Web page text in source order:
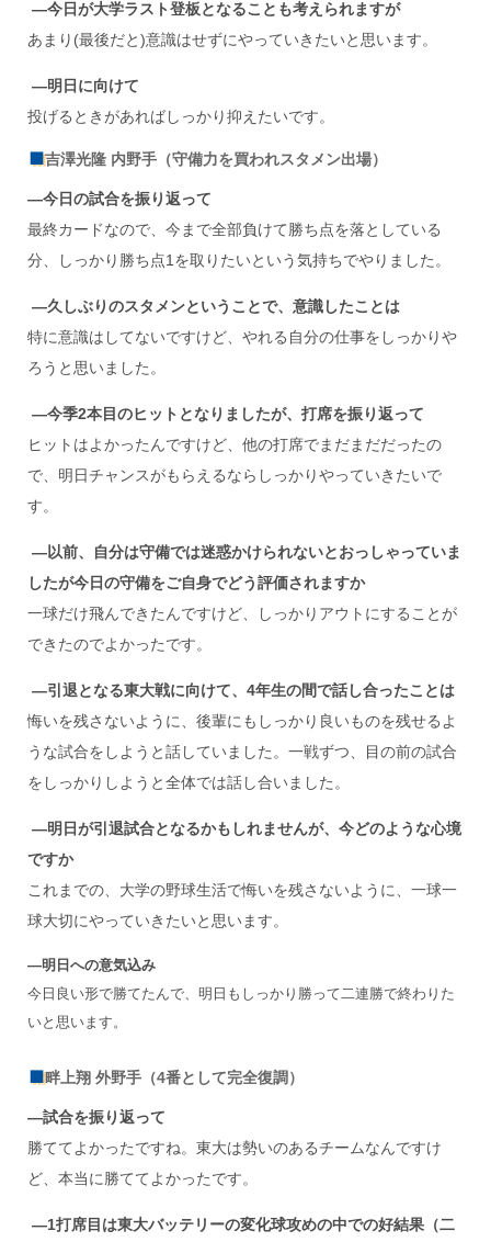
―今日が大学ラスト登板となることも考えられますが
あまり(最後だと)意識はせずにやっていきたいと思います。
―明日に向けて
投げるときがあればしっかり抑えたいです。
吉澤光隆 内野手（守備力を買われスタメン出場）
―今日の試合を振り返って
最終カードなので、今まで全部負けて勝ち点を落としている
分、しっかり勝ち点1を取りたいという気持ちでやりました。
―久しぶりのスタメンということで、意識したことは
特に意識はしてないですけど、やれる自分の仕事をしっかりや
ろうと思いました。
―今季2本目のヒットとなりましたが、打席を振り返って
ヒットはよかったんですけど、他の打席でまだまだだったの
で、明日チャンスがもらえるならしっかりやっていきたいで
す。
―以前、自分は守備では迷惑かけられないとおっしゃっていま
したが今日の守備をご自身でどう評価されますか
一球だけ飛んできたんですけど、しっかりアウトにすることが
できたのでよかったです。
―引退となる東大戦に向けて、4年生の間で話し合ったことは
悔いを残さないように、後輩にもしっかり良いものを残せるよ
うな試合をしようと話していました。一戦ずつ、目の前の試合
をしっかりしようと全体では話し合いました。
―明日が引退試合となるかもしれませんが、今どのような心境
ですか
これまでの、大学の野球生活で悔いを残さないように、一球一
球大切にやっていきたいと思います。
―明日への意気込み
今日良い形で勝てたんで、明日もしっかり勝って二連勝で終わりた
いと思います。
畔上翔 外野手（4番として完全復調）
―試合を振り返って
勝ててよかったですね。東大は勢いのあるチームなんですけ
ど、本当に勝ててよかったです。
―1打席目は東大バッテリーの変化球攻めの中での好結果（二